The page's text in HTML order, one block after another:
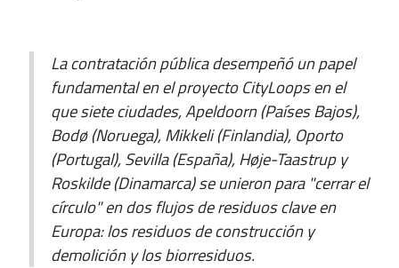
La contratación pública desempeñó un papel
fundamental en el proyecto CityLoops en el
que siete ciudades, Apeldoorn (Países Bajos),
Bodø (Noruega), Mikkeli (Finlandia), Oporto
(Portugal), Sevilla (España), Høje-Taastrup y
Roskilde (Dinamarca) se unieron para "cerrar el
círculo" en dos flujos de residuos clave en
Europa: los residuos de construcción y
demolición y los biorresiduos.